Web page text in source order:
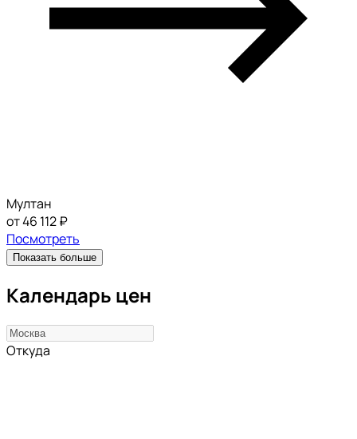
Мултан
от 46 112 ₽
Посмотреть
Показать больше
Календарь цен
Откуда